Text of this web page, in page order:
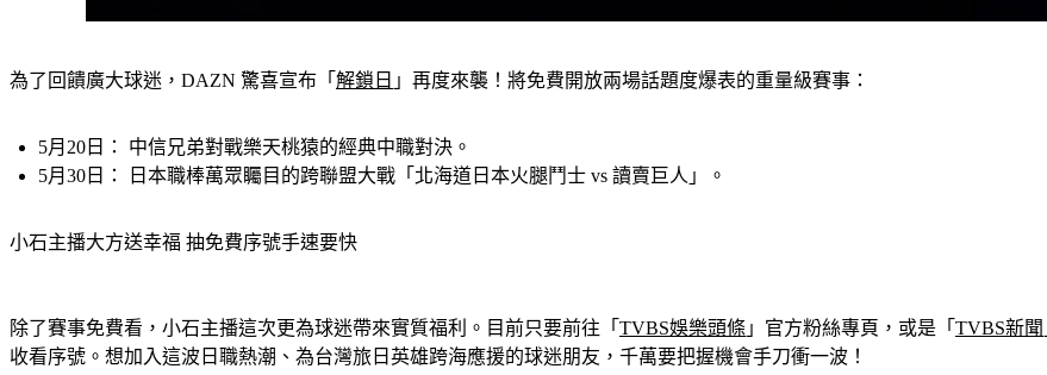
為了回饋廣大球迷，DAZN 驚喜宣布「 解鎖日 」再度來襲！將免費開放兩場話題度爆表的重量級賽事：
5月20日：
中信兄弟對戰樂天桃猿的經典中職對決。
5月30日：
日本職棒萬眾矚目的跨聯盟大戰「北海道日本火腿鬥士 vs 讀賣巨人」。
小石主播大方送幸福 抽免費序號手速要快
除了賽事免費看，小石主播這次更為球迷帶來實質福利。目前只要前往「 TVBS娛樂頭條 」官方粉絲專頁，或是「 TVBS新聞
收看序號。想加入這波日職熱潮、為台灣旅日英雄跨海應援的球迷朋友，千萬要把握機會手刀衝一波！